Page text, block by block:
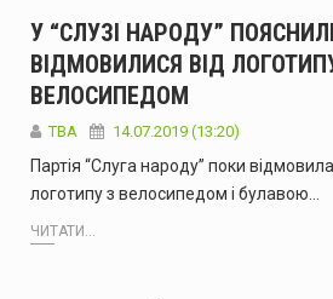
У “СЛУЗІ НАРОДУ”
ВІДМОВИЛИСЯ ВІД
ВЕЛОСИПЕДОМ
ТВА 14.07.2019 (13:20)
Партія “Слуга народу” поки
логотипу з велосипедом і булавою…
ЧИТАТИ...